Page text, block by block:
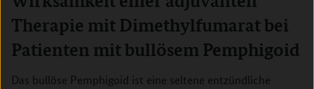
Therapie mit Dimethylfumarat bei
Patienten mit bullösem Pemphigoid
Das bullöse Pemphigoid ist eine seltene entzündliche